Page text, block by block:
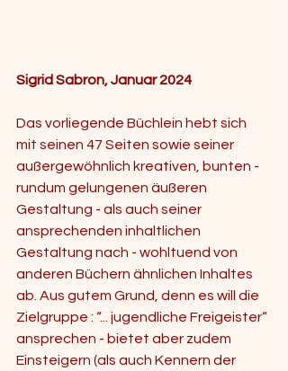
Sigrid Sabron, Januar 2024
Das vorliegende Büchlein hebt sich
mit seinen 47 Seiten sowie seiner
außergewöhnlich kreativen, bunten -
rundum gelungenen äußeren
Gestaltung - als auch seiner
ansprechenden inhaltlichen
Gestaltung nach - wohltuend von
anderen Büchern ähnlichen Inhaltes
ab. Aus gutem Grund, denn es will die
Zielgruppe : “... jugendliche Freigeister“
ansprechen - bietet aber zudem
Einsteigern (als auch Kennern der